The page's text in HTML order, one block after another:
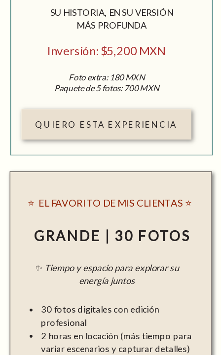
GRANDE | 30 FOTOS
30 fotos digitales con edición
profesional
2 horas en locación (más tiempo para
variar escenarios y capturar detalles)
SU HISTORIA, EN SU VERSIÓN
MÁS PROFUNDA
✨ Tiempo y espacio para explorar su
energía juntos
⭐ EL FAVORITO DE MIS CLIENTAS ⭐
Foto extra: 180 MXN
Paquete de 5 fotos: 700 MXN
Inversión: $5,200 MXN
QUIERO ESTA EXPERIENCIA